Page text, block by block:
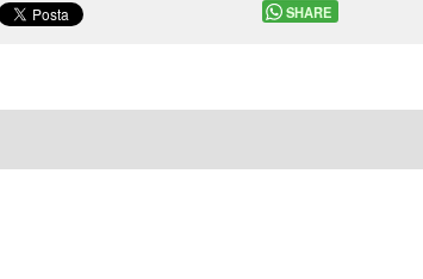
SHARE